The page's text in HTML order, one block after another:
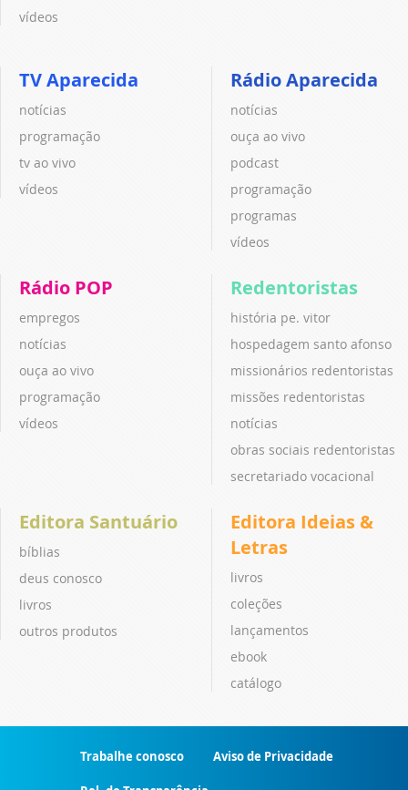
vídeos
TV Aparecida
notícias
programação
tv ao vivo
vídeos
Rádio Aparecida
notícias
ouça ao vivo
podcast
programação
programas
vídeos
Rádio POP
empregos
notícias
ouça ao vivo
programação
vídeos
Redentoristas
história pe. vitor
hospedagem santo afonso
missionários redentoristas
missões redentoristas
notícias
obras sociais redentoristas
secretariado vocacional
Editora Santuário
bíblias
deus conosco
livros
outros produtos
Editora Ideias &
Letras
livros
coleções
lançamentos
ebook
catálogo
Trabalhe conosco Aviso de Privacidade